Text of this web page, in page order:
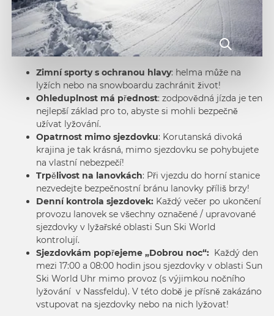
Zimní sporty s ochranou hlavy: helma může na
lyžích nebo na snowboardu zachránit život!
Ohleduplnost má přednost: zodpovědná jízda je ten
nejlepší základ pro to, abyste si mohli bezpečně
užívat lyžování.
Opatrnost mimo sjezdovku: Korutanská divoká
krajina je tak krásná, mimo sjezdovku se pohybujete
na vlastní nebezpečí!
Trpělivost na lanovkách: Při vjezdu do horní stanice
nezvedejte bezpečnostní bránu lanovky příliš brzy!
Denní kontrola sjezdovek: Každý večer po ukončení
provozu lanovek se všechny označené / upravované
sjezdovky v lyžařské oblasti Sun Ski World
kontrolují.
Sjezdovkám popřejeme „Dobrou noc“: Každý den
mezi 17:00 a 08:00 hodin jsou sjezdovky v oblasti Sun
Ski World Uhr mimo provoz (s výjimkou nočního
lyžování v Nassfeldu). V této době je přísně zakázáno
vstupovat na sjezdovky nebo na nich lyžovat!